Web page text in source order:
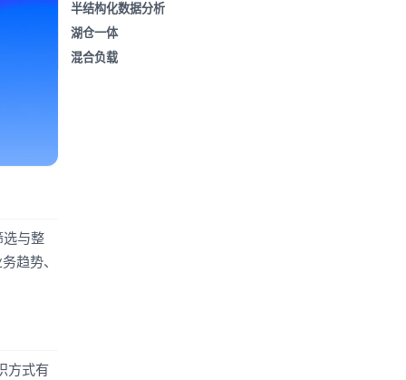
选与整
趋势、
方式有
半结构化数据分析
湖仓一体
混合负载